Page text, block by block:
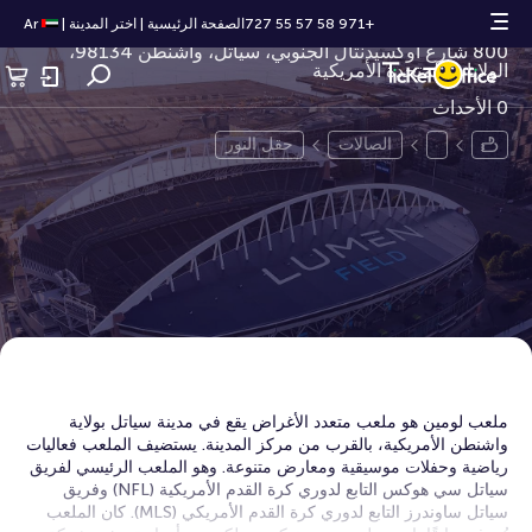
+971 58 57 55 727 الصفحة الرئيسية اختر المدينة Ar حقل النور
800 شارع أوكسيدنتال الجنوبي، سياتل، واشنطن 98134،
الولايات المتحدة الأمريكية
0 الأحداث
الصالات حقل النور
ملعب لومين هو ملعب متعدد الأغراض يقع في مدينة سياتل بولاية
واشنطن الأمريكية، بالقرب من مركز المدينة. يستضيف الملعب فعاليات
رياضية وحفلات موسيقية ومعارض متنوعة. وهو الملعب الرئيسي لفريق
سياتل سي هوكس التابع لدوري كرة القدم الأمريكية (NFL) وفريق
سياتل ساوندرز التابع لدوري كرة القدم الأمريكي (MLS). كان الملعب